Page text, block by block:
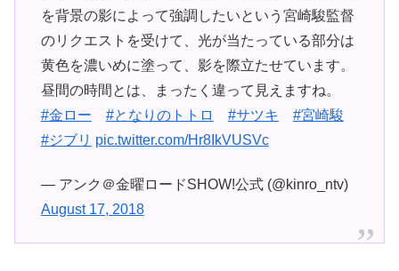
を背景の影によって強調したいという宮崎駿監督
のリクエストを受けて、光が当たっている部分は
黄色を濃いめに塗って、影を際立たせています。
昼間の時間とは、まったく違って見えますね。
#金ロー
#となりのトトロ #サツキ
#宮崎駿
#ジブリ pic.twitter.com/Hr8IkVUSVc
— アンク＠金曜ロードSHOW!公式 (@kinro_ntv)
August 17, 2018